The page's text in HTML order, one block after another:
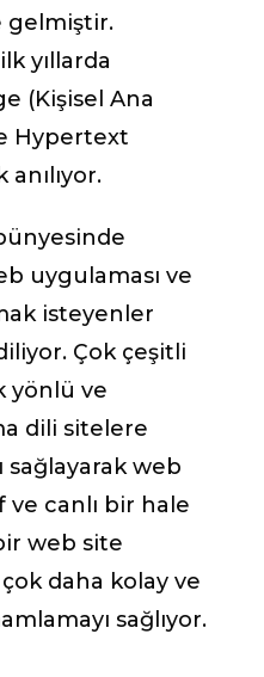
gelmiştir.
yıllarda
(Kişisel Ana
Hypertext
uygulaması ve
isteyenler
Çok çeşitli
yönlü ve
dili sitelere
sağlayarak web
ve canlı bir hale
web site
daha kolay ve
sağlıyor.